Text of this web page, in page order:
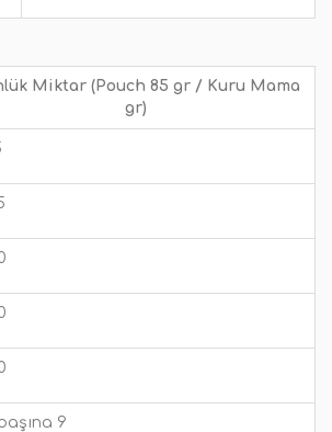
Miktar (Pouch 85 gr / Kuru Mama
gr)
9